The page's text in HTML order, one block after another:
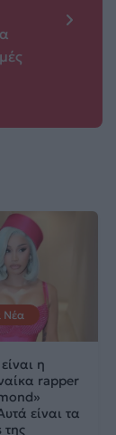
Νέα
η
rapper
είναι τα